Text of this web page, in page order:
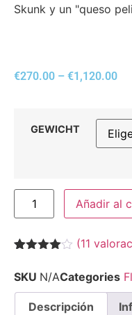
Skunk y un "queso
€270.00 – €1,120.00
GEWICHT
Añadir al
con3.91
de 5 en
base a
valoraciones
(11
SKU N/ACategories
Descripción